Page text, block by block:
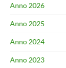
Anno 2026
Anno 2025
Anno 2024
Anno 2023